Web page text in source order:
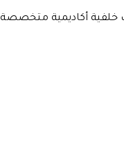
خلفية أكاديمية متخصصة